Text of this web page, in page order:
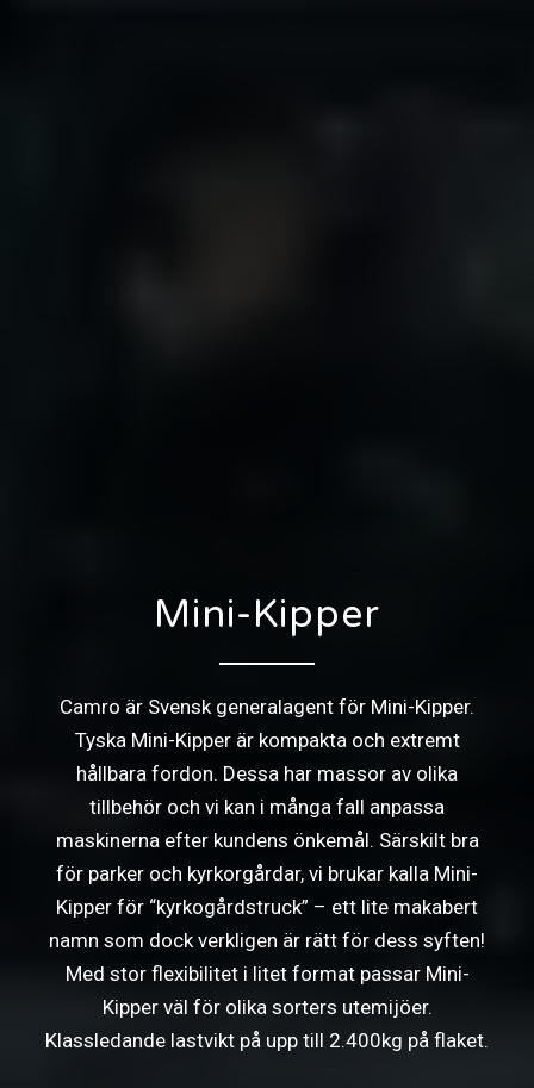
Mini-Kipper
Camro är Svensk generalagent för Mini-Kipper.
Tyska Mini-Kipper är kompakta och extremt
hållbara fordon. Dessa har massor av olika
tillbehör och vi kan i många fall anpassa
maskinerna efter kundens önkemål. Särskilt bra
för parker och kyrkorgårdar, vi brukar kalla Mini-
Kipper för “kyrkogårdstruck” – ett lite makabert
namn som dock verkligen är rätt för dess syften!
Med stor flexibilitet i litet format passar Mini-
Kipper väl för olika sorters utemijöer.
Klassledande lastvikt på upp till 2.400kg på flaket.